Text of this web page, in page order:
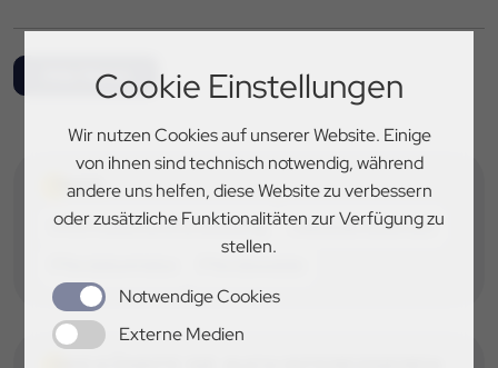
Cookie Einstellungen
Wir nutzen Cookies auf unserer Website. Einige
von ihnen sind technisch notwendig, während
andere uns helfen, diese Website zu verbessern
oder zusätzliche Funktionalitäten zur Verfügung zu
stellen.
Notwendige Cookies
Externe Medien
Alle News
TAGS
Informationsveranstaltung
Jakobskreuzkraut